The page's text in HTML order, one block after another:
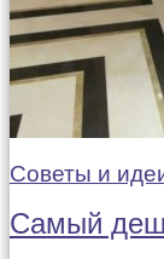
Советы и
Самый